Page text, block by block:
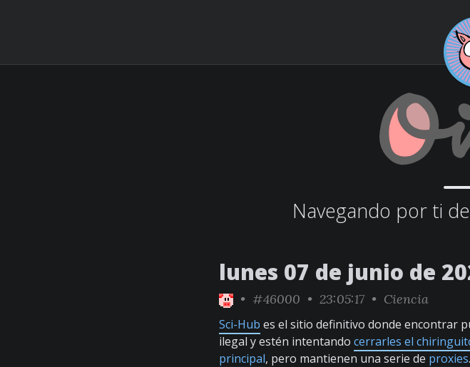
Navegando por ti
lunes 07 de junio de
• #46000 • 23:05:17 • Ciencia
Sci-Hub es el sitio definitivo donde encontrar
ilegal y estén intentando cerrarles el
principal, pero mantienen una serie de proxies.